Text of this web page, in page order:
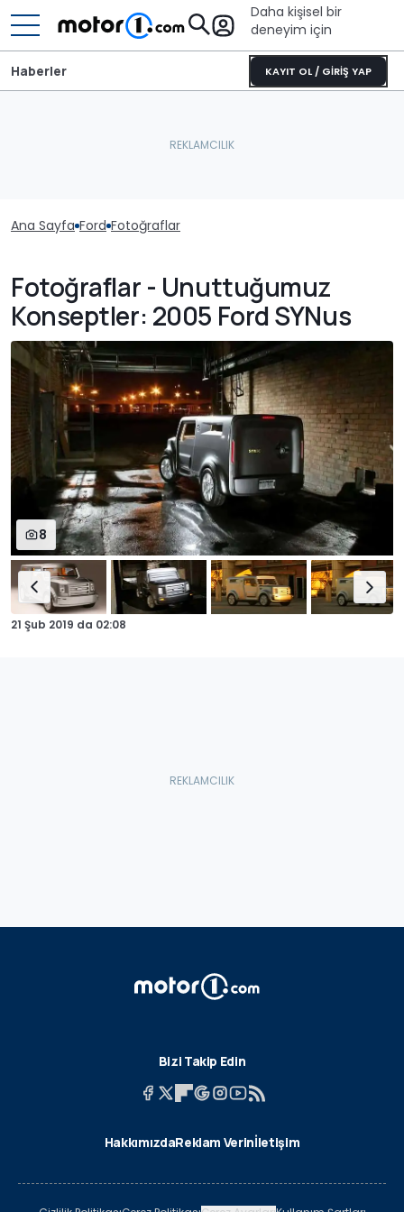
Daha kişisel bir
deneyim için
KAYIT OL / GİRİŞ YAP
Haberler
Ana Sayfa Ford Fotoğraflar
Fotoğraflar - Unuttuğumuz
Konseptler: 2005 Ford SYNus
8
21 Şub 2019 da 02:08
Bizi Takip Edin
HakkımızdaReklam Verinİletişim